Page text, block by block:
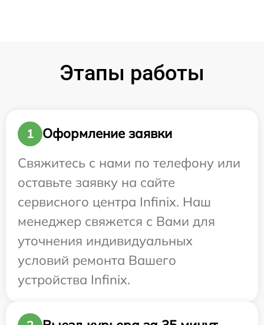
Этапы работы
1
Оформление заявки
Свяжитесь с нами по телефону или
оставьте заявку на сайте
сервисного центра Infinix. Наш
менеджер свяжется с Вами для
уточнения индивидуальных
условий ремонта Вашего
устройства Infinix.